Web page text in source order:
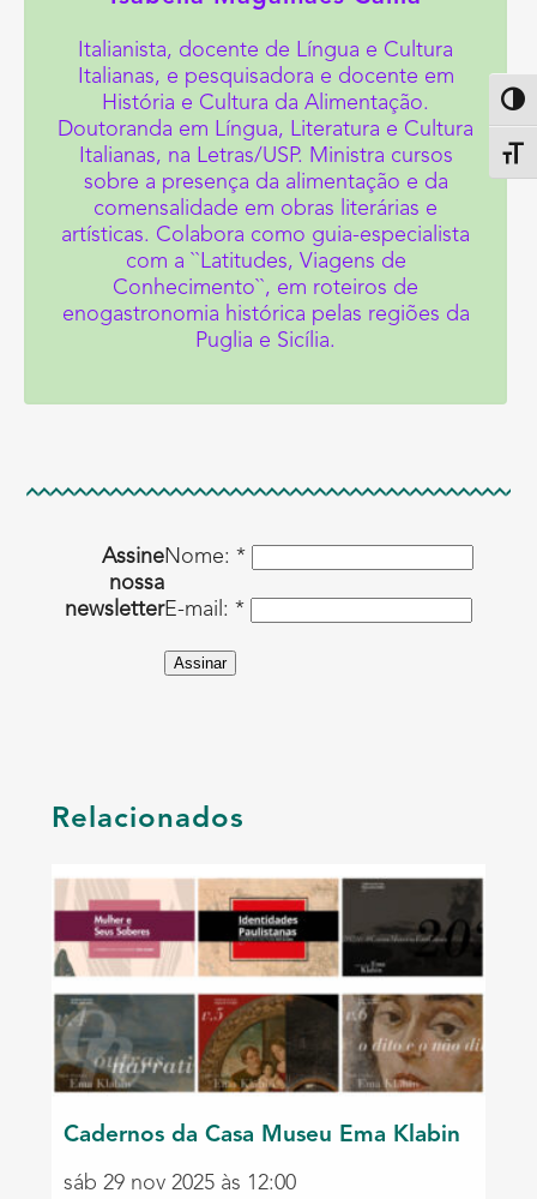
Italianista, docente de Língua e Cultura
Italianas, e pesquisadora e docente em
História e Cultura da Alimentação.
Doutoranda em Língua, Literatura e Cultura
Italianas, na Letras/USP. Ministra cursos
sobre a presença da alimentação e da
comensalidade em obras literárias e
artísticas. Colabora como guia-especialista
com a ``Latitudes, Viagens de
Conhecimento``, em roteiros de
enogastronomia histórica pelas regiões da
Puglia e Sicília.
Assine
nossa
newsletter
Nome: *
E-mail: *
Assinar
Relacionados
Cadernos da Casa Museu Ema Klabin
sáb 29 nov 2025 às 12:00